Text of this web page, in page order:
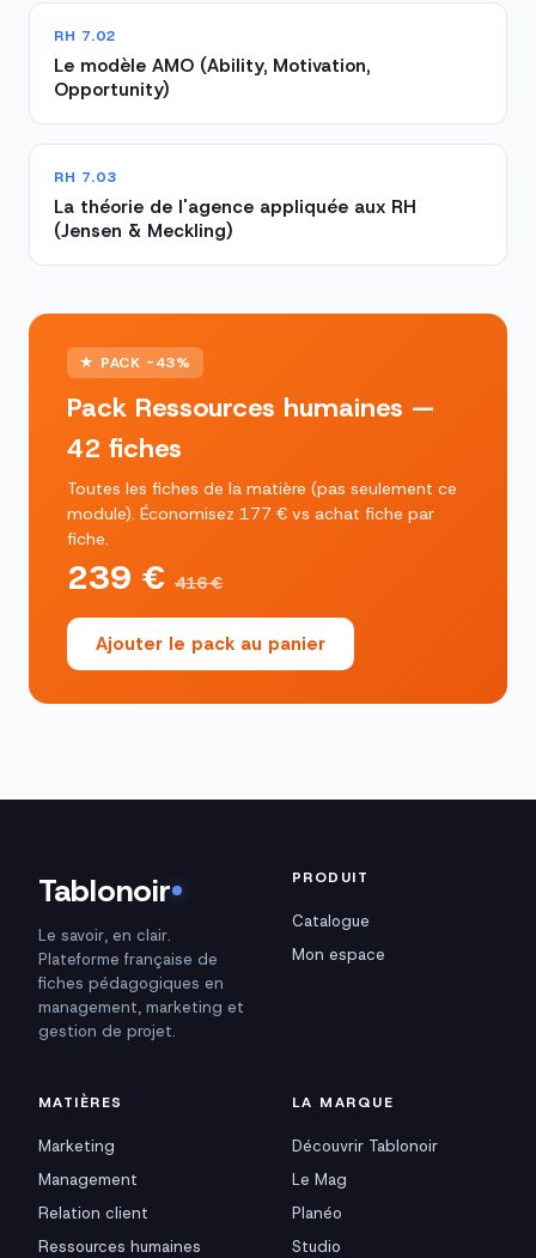
RH 7.02
Le modèle AMO (Ability, Motivation,
Opportunity)
RH 7.03
La théorie de l'agence appliquée aux RH
(Jensen & Meckling)
★ PACK -43%
Pack Ressources humaines —
42 fiches
Toutes les fiches de la matière (pas seulement ce
module). Économisez 177 € vs achat fiche par
fiche.
239 € 416 €
Ajouter le pack au panier
Tablonoir
Le savoir, en clair.
Plateforme française de
fiches pédagogiques en
management, marketing et
gestion de projet.
PRODUIT
Catalogue
Mon espace
MATIÈRES
Marketing
Management
Relation client
Ressources humaines
LA MARQUE
Découvrir Tablonoir
Le Mag
Planéo
Studio